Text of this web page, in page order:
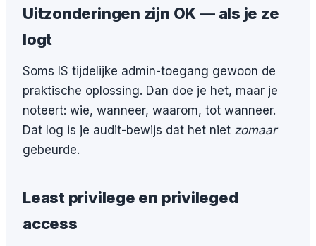
Uitzonderingen zijn OK — als je ze
logt
Soms IS tijdelijke admin-toegang gewoon de
praktische oplossing. Dan doe je het, maar je
noteert: wie, wanneer, waarom, tot wanneer.
Dat log is je audit-bewijs dat het niet zomaar
gebeurde.
Least privilege en privileged
access